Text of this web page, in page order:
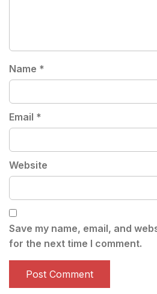
Name *
Email *
Website
Save my name, email, and
for the next time I comment.